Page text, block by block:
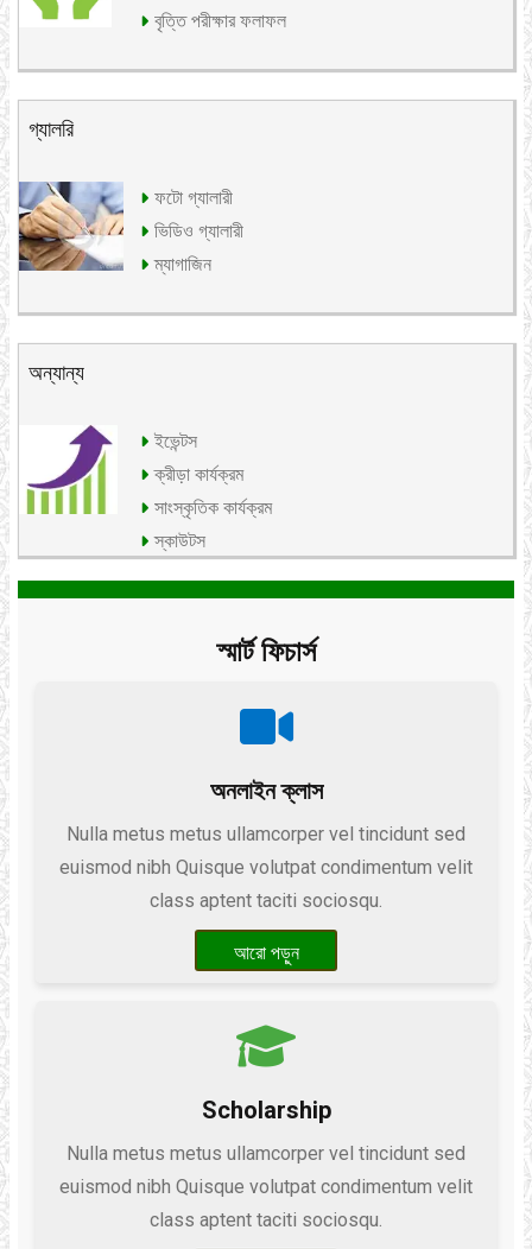
বৃত্তি পরীক্ষার ফলাফল
গ্যালরি
ফটো গ্যালারী
ভিডিও গ্যালারী
ম্যাগাজিন
অন্যান্য
ইভেন্টস
ক্রীড়া কার্যক্রম
সাংস্কৃতিক কার্যক্রম
স্কাউটস
স্মার্ট ফিচার্স
অনলাইন ক্লাস
Nulla metus metus ullamcorper vel tincidunt sed
euismod nibh Quisque volutpat condimentum velit
class aptent taciti sociosqu.
আরো পড়ুন
Scholarship
Nulla metus metus ullamcorper vel tincidunt sed
euismod nibh Quisque volutpat condimentum velit
class aptent taciti sociosqu.